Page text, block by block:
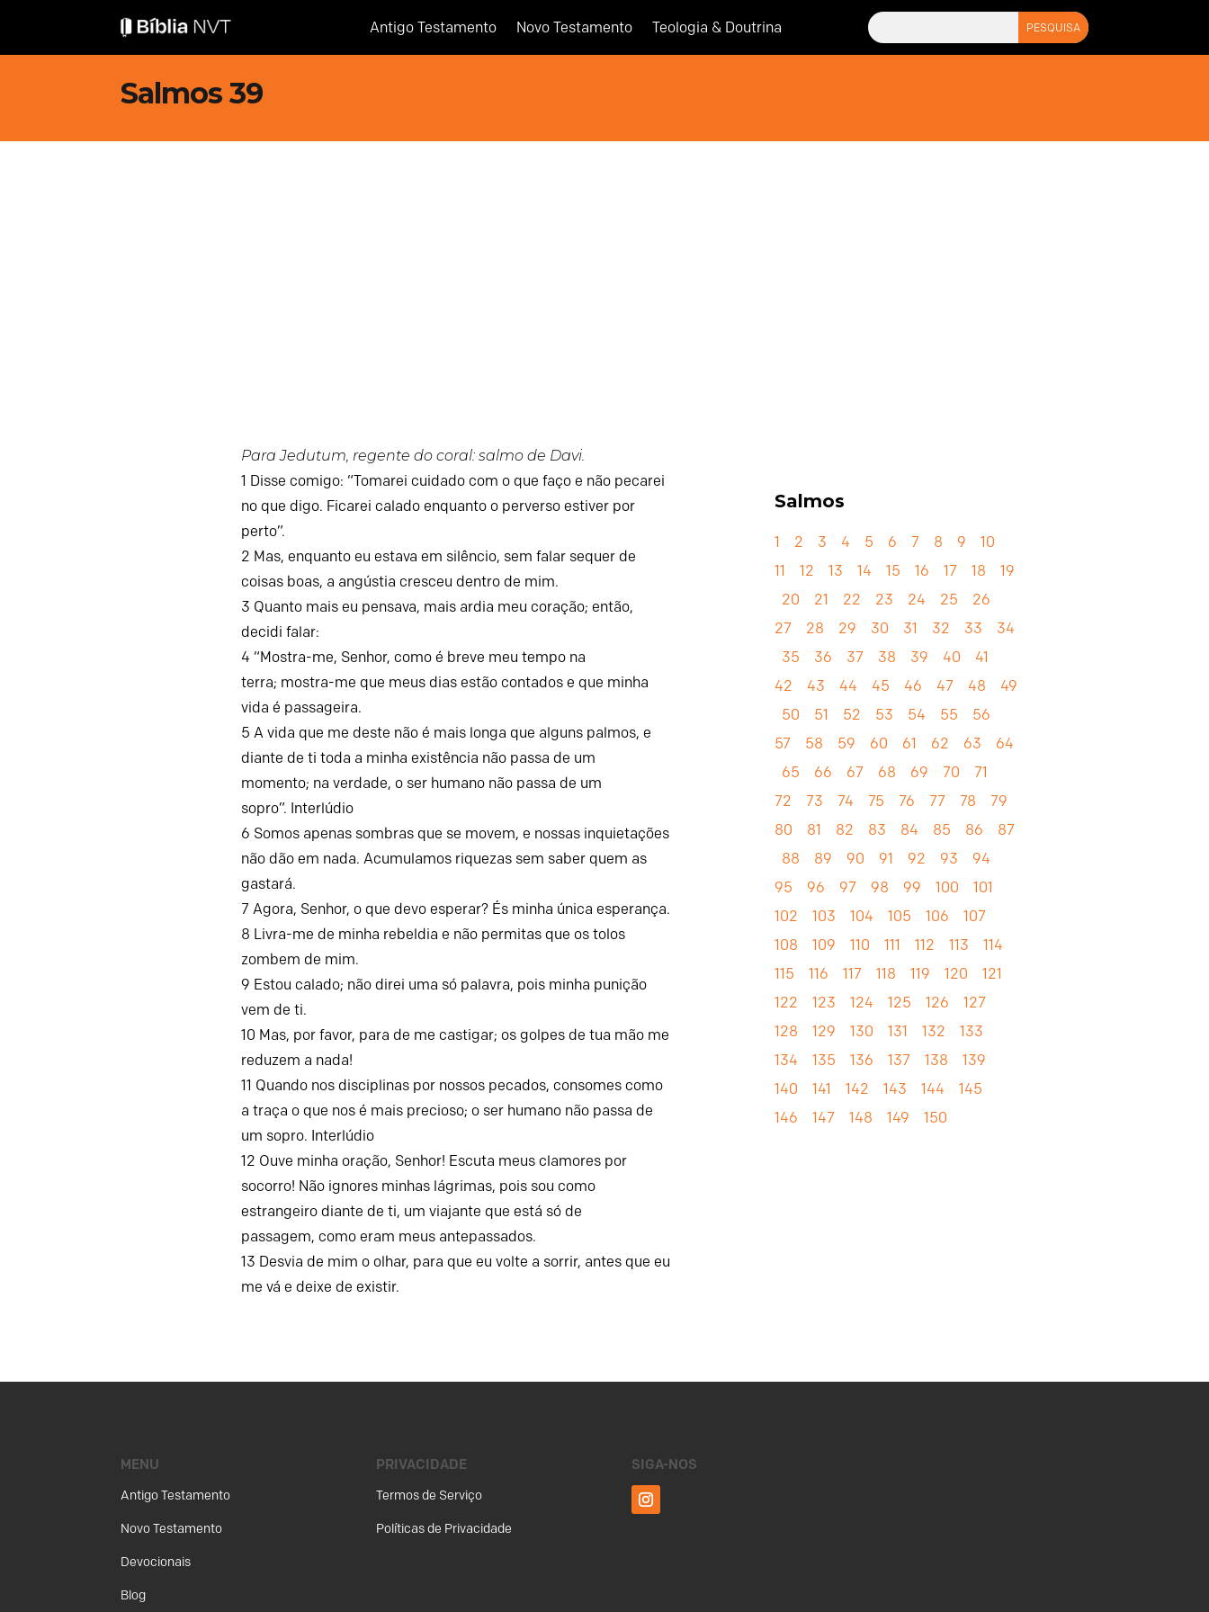
Antigo Testamento Novo Testamento Teologia & Doutrina
Salmos 39
Para Jedutum, regente do coral: salmo de Davi.
1 Disse comigo: “Tomarei cuidado com o que faço e não pecarei
no que digo. Ficarei calado enquanto o perverso estiver por
perto”.
2 Mas, enquanto eu estava em silêncio, sem falar sequer de
coisas boas, a angústia cresceu dentro de mim.
3 Quanto mais eu pensava, mais ardia meu coração; então,
decidi falar:
4“Mostra-me, Senhor, como é breve meu tempo na
terra; mostra-me que meus dias estão contados e que minha
vida é passageira.
5A vida que me deste não é mais longa que alguns palmos, e
diante de ti toda a minha existência não passa de um
momento; na verdade, o ser humano não passa de um
sopro”. Interlúdio
6 Somos apenas sombras que se movem, e nossas inquietações
não dão em nada. Acumulamos riquezas sem saber quem as
gastará.
7Agora, Senhor, o que devo esperar? És minha única esperança.
8 Livra-me de minha rebeldia e não permitas que os tolos
zombem de mim.
9 Estou calado; não direi uma só palavra, pois minha punição
vem de ti.
10 Mas, por favor, para de me castigar; os golpes de tua mão me
reduzem a nada!
11 Quando nos disciplinas por nossos pecados, consomes como
a traça o que nos é mais precioso; o ser humano não passa de
um sopro. Interlúdio
12 Ouve minha oração, Senhor! Escuta meus clamores por
socorro! Não ignores minhas lágrimas, pois sou como
estrangeiro diante de ti, um viajante que está só de
passagem, como eram meus antepassados.
13 Desvia de mim o olhar, para que eu volte a sorrir, antes que eu
me vá e deixe de existir.
Salmos
1 2 3 4 5 6 7 8 9
10
11
12 13 14 15 16 17 18
19
20
21 22 23 24 25
26
27
28 29 30 31 32 33
34
35
36 37 38 39 40
41
42
43 44 45 46 47 48
49
50
51 52 53 54 55
56
57
58 59 60 61 62 63
64
65
66 67 68 69 70
71
72
73 74 75 76 77 78
79
80
81 82 83 84 85 86
87
88
89 90 91 92 93
94
95
96 97 98 99 100
101
102
103 104 105 106
107
108
109 110 111 112 113
114
115
116 117 118 119 120
121
122
123 124 125 126
127
128
129 130 131 132
133
134
135 136 137 138
139
140
141 142 143 144
145
146
147 148 149 150
MENU
Antigo Testamento
Novo Testamento
Devocionais
Blog
PRIVACIDADE
Termos de Serviço
Políticas de Privacidade
SIGA-NOS